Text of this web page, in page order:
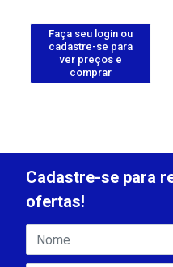
Faça seu login ou
cadastre-se para
ver preços e
comprar
Cadastre-se para
ofertas!